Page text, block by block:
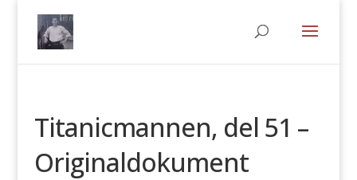
Titanicmannen, del 51 –
Originaldokument